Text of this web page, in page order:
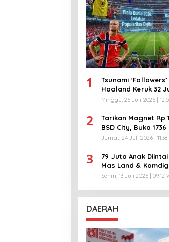
1
Tsunami
Haaland Keruk 32
Bikin Geger!
Minggu, 26 Juli 2026 |
2
Tarikan Magnet Rp
BSD City, Buka
Jumat, 24 Juli 2026 | 11:38
3
79 Juta Anak
Mas Land &
Ratusan Guru!
Senin, 13 Juli 2026 | 09:12
DAERAH